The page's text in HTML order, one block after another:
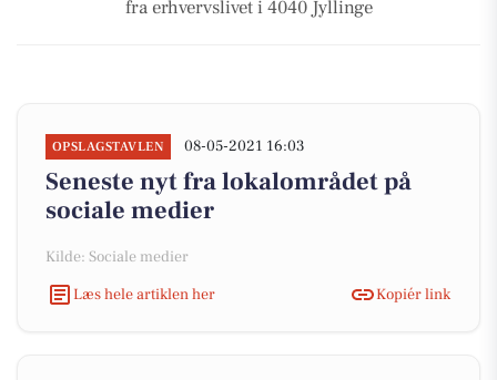
fra erhvervslivet i 4040 Jyllinge
OPSLAGSTAVLEN 08-05-2021 16:03
Seneste nyt fra lokalområdet på
sociale medier
Kilde: Sociale medier
Læs hele artiklen her
Kopiér link